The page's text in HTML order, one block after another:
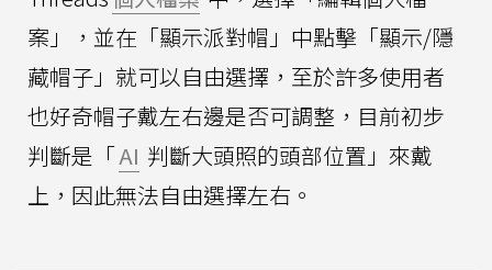
案」，並在「顯示派對帽」中點擊「顯示/隱
藏帽子」就可以自由選擇，至於許多使用者
也好奇帽子戴左右邊是否可調整，目前初步
判斷是「AI 判斷大頭照的頭部位置」來戴
上，因此無法自由選擇左右。